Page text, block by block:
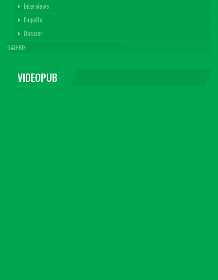
Interviews
Enquête
Dossier
GALERIE
VIDEOPUB